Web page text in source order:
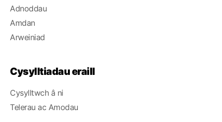
Adnoddau
Amdan
Arweiniad
Cysylltiadau eraill
Cysylltwch â ni
Telerau ac Amodau